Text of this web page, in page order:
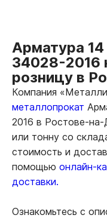
Арматура
34028-2016
розницу в
Компания
металлопрокат
2016 в Ростове-
или тонну со
стоимость и
помощью онлайн-
доставки.
Ознакомьтесь с